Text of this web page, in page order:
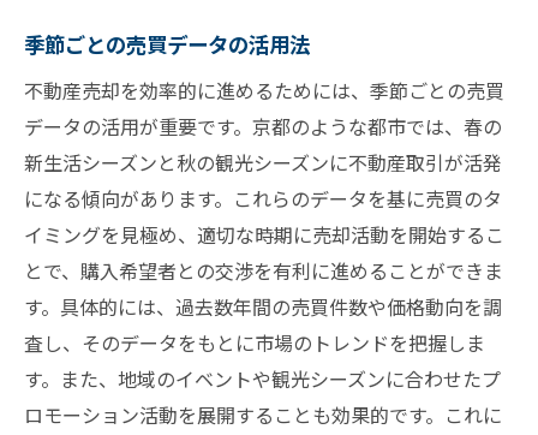
季節ごとの売買データの活用法
不動産売却を効率的に進めるためには、季節ごとの売買
データの活用が重要です。京都のような都市では、春の
新生活シーズンと秋の観光シーズンに不動産取引が活発
になる傾向があります。これらのデータを基に売買のタ
イミングを見極め、適切な時期に売却活動を開始するこ
とで、購入希望者との交渉を有利に進めることができま
す。具体的には、過去数年間の売買件数や価格動向を調
査し、そのデータをもとに市場のトレンドを把握しま
す。また、地域のイベントや観光シーズンに合わせたプ
ロモーション活動を展開することも効果的です。これに